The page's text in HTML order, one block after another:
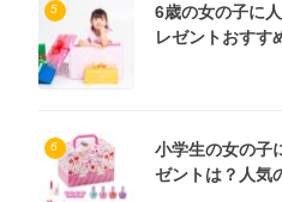
5
6歳の女の子に
レゼントおすす
6
小学生の女の子
ゼントは？人気